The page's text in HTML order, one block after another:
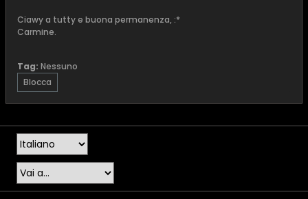
Ciawy a tutty e buona permanenza, :*
Carmine.
Tag: Nessuno
Blocca